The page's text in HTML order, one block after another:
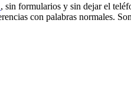
, sin formularios y sin dejar el
con palabras normales.